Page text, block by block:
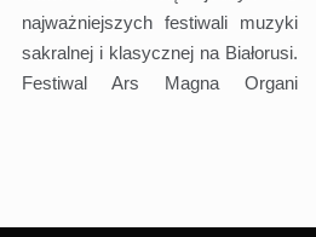
najważniejszych festiwali muzyki
sakralnej i klasycznej na Białorusi.
Festiwal Ars Magna Organi